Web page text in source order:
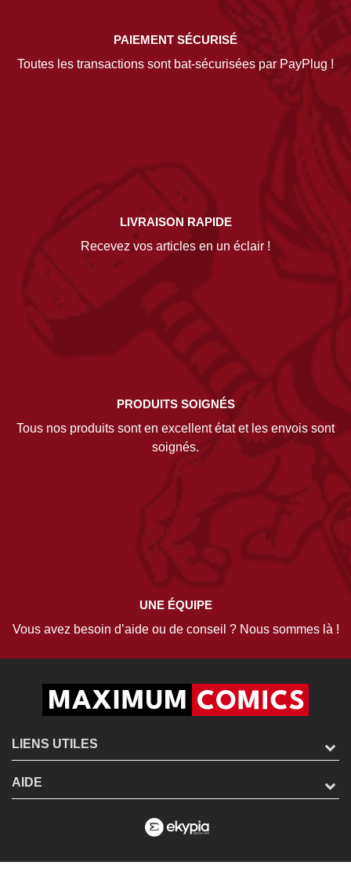
PAIEMENT SÉCURISÉ
Toutes les transactions sont bat-sécurisées par PayPlug !
LIVRAISON RAPIDE
Recevez vos articles en un éclair !
PRODUITS SOIGNÉS
Tous nos produits sont en excellent état et les envois sont
soignés.
UNE ÉQUIPE
Vous avez besoin d’aide ou de conseil ? Nous sommes là !
LIENS UTILES
AIDE